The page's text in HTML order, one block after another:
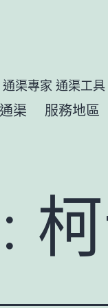
渠專家 通渠工具
渠 服務地區